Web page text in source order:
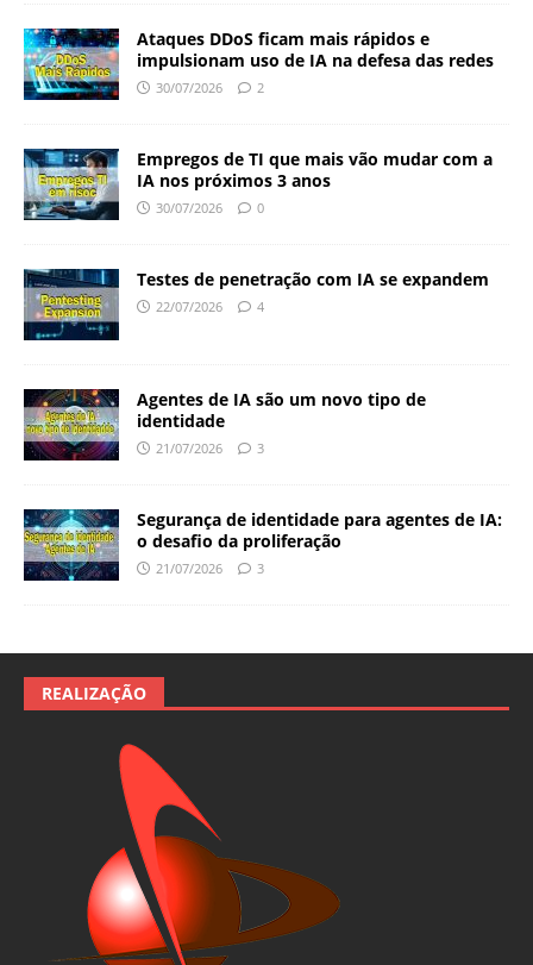
Ataques DDoS ficam mais rápidos e
impulsionam uso de IA na defesa das redes
30/07/2026 2
Empregos de TI que mais vão mudar com a
IA nos próximos 3 anos
30/07/2026 0
Testes de penetração com IA se expandem
22/07/2026 4
Agentes de IA são um novo tipo de
identidade
21/07/2026 3
Segurança de identidade para agentes de IA:
o desafio da proliferação
21/07/2026 3
REALIZAÇÃO